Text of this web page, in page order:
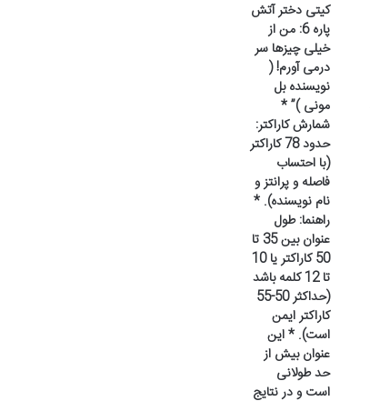
کیتی دختر آتش
پاره 6: من از
خیلی چیزها سر
درمی آورم! (
نویسنده بل
مونی )” *
شمارش کاراکتر:
حدود 78 کاراکتر
(با احتساب
فاصله و پرانتز و
نام نویسنده). *
راهنما: طول
عنوان بین 35 تا
50 کاراکتر یا 10
تا 12 کلمه باشد
(حداکثر 50-55
کاراکتر ایمن
است). * این
عنوان بیش از
حد طولانی
است و در نتایج